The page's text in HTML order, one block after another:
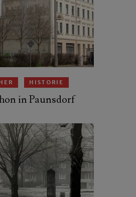
HISTORIE
in Paunsdorf